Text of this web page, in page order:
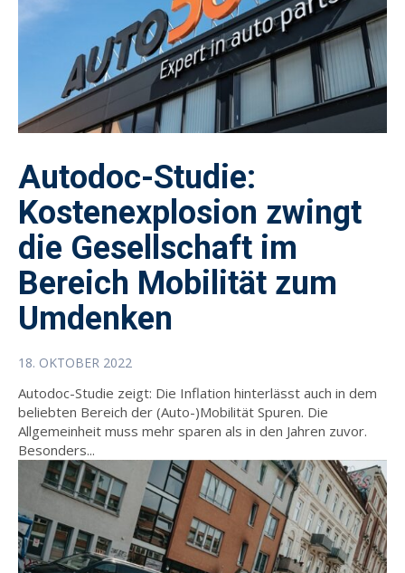
Autodoc-Studie:
Kostenexplosion zwingt
die Gesellschaft im
Bereich Mobilität zum
Umdenken
18. OKTOBER 2022
Autodoc-Studie zeigt: Die Inflation hinterlässt auch in dem
beliebten Bereich der (Auto-)Mobilität Spuren. Die
Allgemeinheit muss mehr sparen als in den Jahren zuvor.
Besonders...